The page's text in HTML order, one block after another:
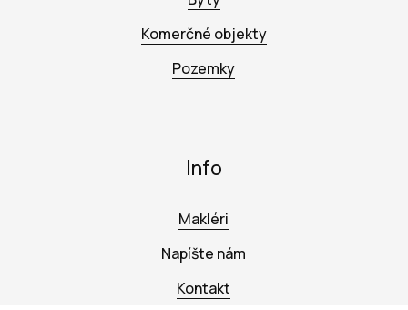
Komerčné objekty
Pozemky
Info
Makléri
Napíšte nám
Kontakt